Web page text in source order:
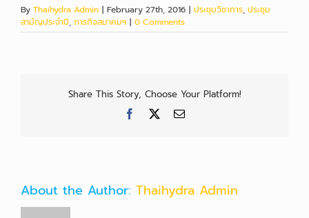
By Thaihydra Admin | February 27th, 2016 | ประชุมวิชาการ, ประชุม
สามัญประจำปี, ภารกิจสมาคมฯ | 0 Comments
Share This Story, Choose Your Platform!
Facebook Email
About the Author: Thaihydra Admin